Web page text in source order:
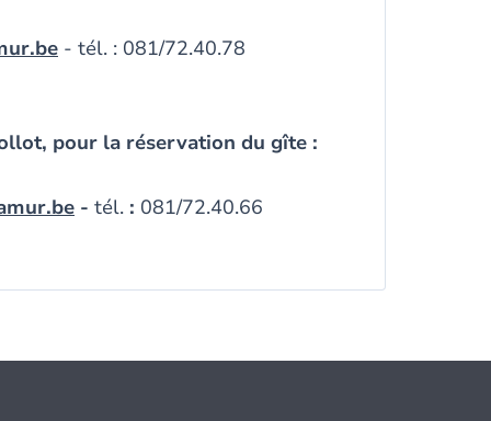
- tél. : 081/72.40.78
pour la réservation du gîte :
- tél. : 081/72.40.66